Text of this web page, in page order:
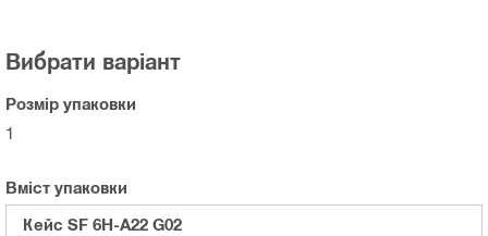
Вибрати варіант
Розмір упаковки
1
Вміст упаковки
Кейс SF 6H-A22 G02